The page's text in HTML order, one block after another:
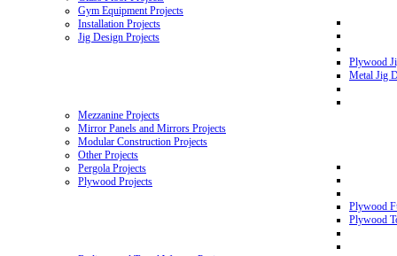
Gym Equipment Projects
Installation Projects
Jig Design Projects
Plywood
Metal Jig
Mezzanine Projects
Mirror Panels and Mirrors Projects
Modular Construction Projects
Other Projects
Pergola Projects
Plywood Projects
Plywood
Plywood